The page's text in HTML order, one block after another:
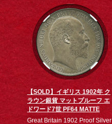
【SOLD】イギリス 1902年 ク
ラウン銀貨 マットプルーフ エ
ドワード7世 PF64 MATTE
Great Britain 1902 Proof Silver